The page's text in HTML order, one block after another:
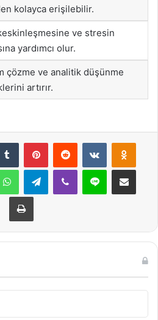
kolayca erişilebilir.
ve stresin
yardımcı olur.
çözme ve analitik düşünme
artırır.
Tumblr PinterestReddit VKontakte
WhatsAppTelegramViber Line E-Posta ile
Yazdır